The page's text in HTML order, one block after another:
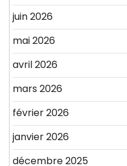
juin 2026
mai 2026
avril 2026
mars 2026
février 2026
janvier 2026
décembre 2025